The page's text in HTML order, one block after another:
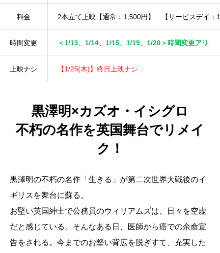
料金 2本立て上映【通常：1,500円】 【サービスデイ：
時間変更 ＜1/13、1/14、1/15、1/19、1/20＞時間変更アリ
上映ナシ 【1/25(木)】終日上映ナシ
黒澤明×カズオ・イシグロ
不朽の名作を英国舞台でリメイ
ク！
黒澤明の不朽の名作「生きる」が第二次世界大戦後のイ
ギリスを舞台に蘇る。
お堅い英国紳士で公務員のウィリアムズは、日々を空虚
だと感じている。そんなある日、医師から癌での余命宣
告をされる。今までのお堅い背広を脱ぎすて、充実した